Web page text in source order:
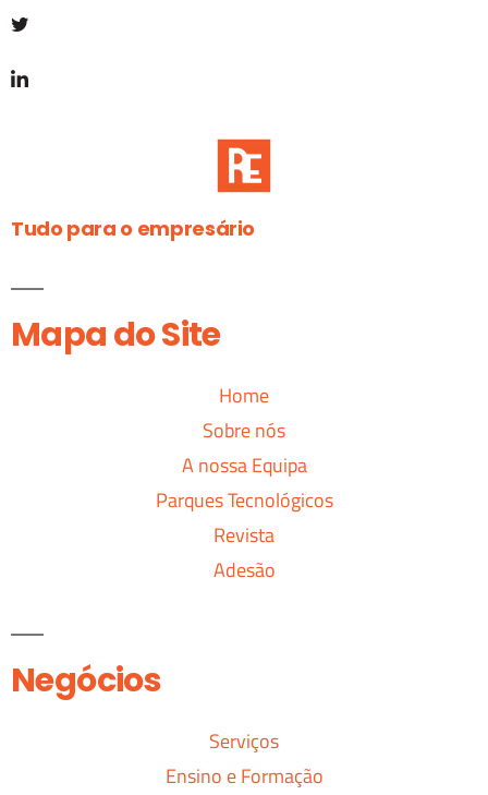
Tudo para o empresário
Mapa do Site
Home
Sobre nós
A nossa Equipa
Parques Tecnológicos
Revista
Adesão
Negócios
Serviços
Ensino e Formação